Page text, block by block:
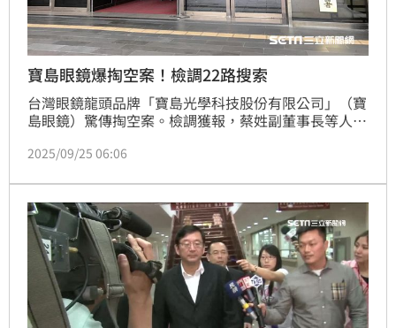
寶島眼鏡爆掏空案！檢調22路搜索
台灣眼鏡龍頭品牌「寶島光學科技股份有限公司」（寶
島眼鏡）驚傳掏空案。檢調獲報，蔡姓副董事長等人涉
署25日指揮調查局新北市調查處兵分22路搜索，傳喚
券交易法特別背信、刑法業務侵占、洗錢防制法洗錢等
罪偵辦。
2025/09/25 06:06